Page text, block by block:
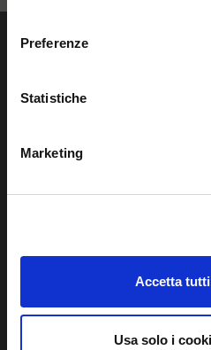
consenso
Preferenze
Statistiche
Marketing
Accetta
Usa solo i
Siamo untechnology provider
Privacy Policy |